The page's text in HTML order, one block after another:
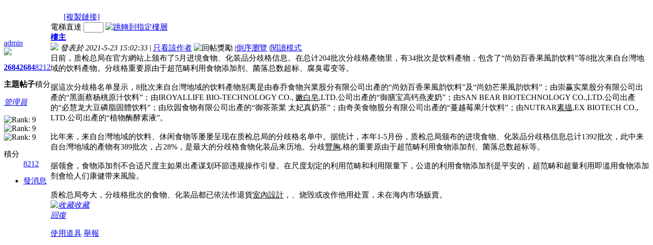
[複製鏈接]
admin
2684
主題
2684
帖子
8212
積分
管理員
積分
8212
發消息
電梯直達
樓主
發表於 2021-5-23 15:02:33 | 只看該作者 |倒序瀏覽 |閱讀模式
日前，质检总局在官方網站上颁布了5月进境食物、化装品分歧格信息。在总计204批次分歧格產物里，有34批次是饮料產物，包含了“尚効百香果風韵饮料”等8批次来自台灣地
域的饮料產物。分歧格重要原由于超范畴利用食物添加剂、菌落总数超标、腐臭霉变等。
据這次分歧格名单显示，8批次来自台灣地域的饮料產物别离是由春乔食物兴業股分有限公司出產的“尚効百香果風韵饮料”及“尚効芒果風韵饮料”；由崇赢实業股分有限公司出
產的“黑面蔡杨桃原汁饮料”；由IROYALLIFE BIO-TECHNOLOGY CO., 嫩白皂,LTD.公司出產的“御膳宝高钙燕麦奶”；由SAN BEAR BIOTECHNOLOGY CO.,LTD.公司出產
的“必慧龙大豆磷脂固體饮料”；由欣园食物有限公司出產的“御茶茶業 太妃真奶茶”；由奇美食物股分有限公司出產的“蔓越莓果汁饮料”；由NUTRAR素描,EX BIOTECH CO.,
LTD.公司出產的“植物酶酵素液”。
比年来，来自台灣地域的饮料、休闲食物等屡屡呈现在质检总局的分歧格名单中。据统计，本年1-5月份，质检总局颁布的进境食物、化装品分歧格信息总计1392批次，此中来
自台灣地域的產物有389批次，占28%，是最大的分歧格食物化装品来历地。分歧豐胸,格的重要原由于超范畴利用食物添加剂、菌落总数超标等。
据领會，食物添加剂不合适尺度主如果出產谋划环節违规操作引發。在尺度划定的利用范畴和利用限量下，公道的利用食物添加剂是平安的，超范畴和超量利用即滥用食物添加
剂會给人们康健带来風险。
质检总局夸大，分歧格批次的食物、化装品都已依法作退貨室內設計 ，、烧毁或改作他用处置，未在海内市场贩賣。
收藏
回復
使用道具 舉報